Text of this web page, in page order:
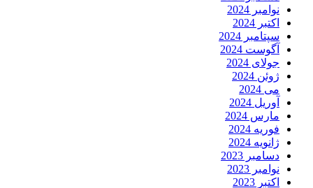
نوامبر 2024
اکتبر 2024
سپتامبر 2024
آگوست 2024
جولای 2024
ژوئن 2024
می 2024
آوریل 2024
مارس 2024
فوریه 2024
ژانویه 2024
دسامبر 2023
نوامبر 2023
اکتبر 2023